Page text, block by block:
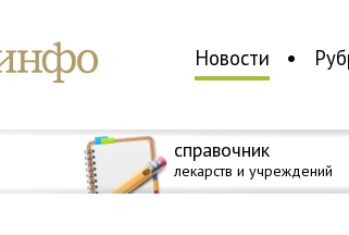
Новости
справочник
лекарств и учреждений